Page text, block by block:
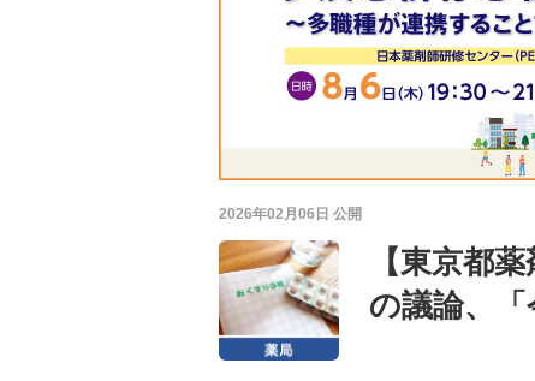
2026年02月06日 公開
【東京都
の議論、